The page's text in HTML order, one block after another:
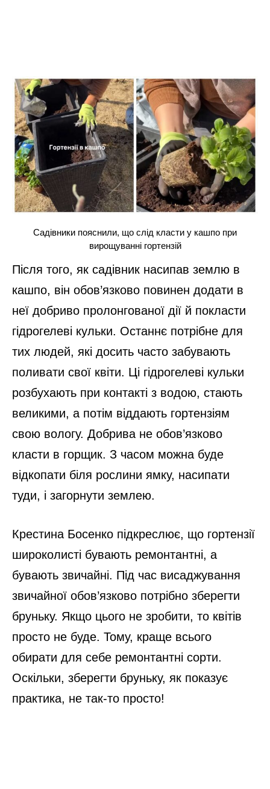
Садівники пояснили, що слід класти у кашпо при
вирощуванні гортензій
Після того, як садівник насипав землю в
кашпо, він обов’язково повинен додати в
неї добриво пролонгованої дії й покласти
гідрогелеві кульки. Останнє потрібне для
тих людей, які досить часто забувають
поливати свої квіти. Ці гідрогелеві кульки
розбухають при контакті з водою, стають
великими, а потім віддають гортензіям
свою вологу. Добрива не обов’язково
класти в горщик. З часом можна буде
відкопати біля рослини ямку, насипати
туди, і загорнути землею.
Крестина Босенко підкреслює, що гортензії
широколисті бувають ремонтантні, а
бувають звичайні. Під час висаджування
звичайної обов’язково потрібно зберегти
бруньку. Якщо цього не зробити, то квітів
просто не буде. Тому, краще всього
обирати для себе ремонтантні сорти.
Оскільки, зберегти бруньку, як показує
практика, не так-то просто!